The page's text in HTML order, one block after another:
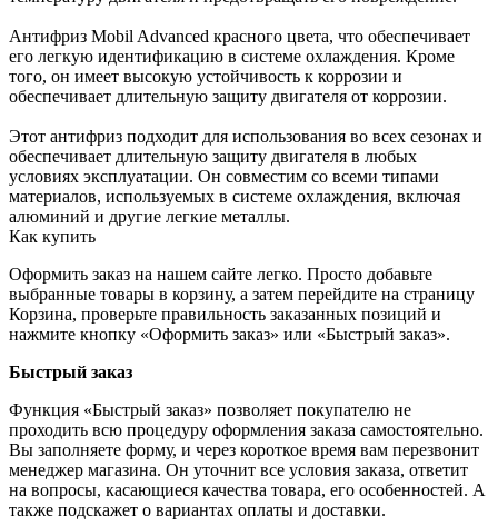
Антифриз Mobil Advanced красного цвета, что обеспечивает
его легкую идентификацию в системе охлаждения. Кроме
того, он имеет высокую устойчивость к коррозии и
обеспечивает длительную защиту двигателя от коррозии.
Этот антифриз подходит для использования во всех сезонах и
обеспечивает длительную защиту двигателя в любых
условиях эксплуатации. Он совместим со всеми типами
материалов, используемых в системе охлаждения, включая
алюминий и другие легкие металлы.
Как купить
Оформить заказ на нашем сайте легко. Просто добавьте
выбранные товары в корзину, а затем перейдите на страницу
Корзина, проверьте правильность заказанных позиций и
нажмите кнопку «Оформить заказ» или «Быстрый заказ».
Быстрый заказ
Функция «Быстрый заказ» позволяет покупателю не
проходить всю процедуру оформления заказа самостоятельно.
Вы заполняете форму, и через короткое время вам перезвонит
менеджер магазина. Он уточнит все условия заказа, ответит
на вопросы, касающиеся качества товара, его особенностей. А
также подскажет о вариантах оплаты и доставки.